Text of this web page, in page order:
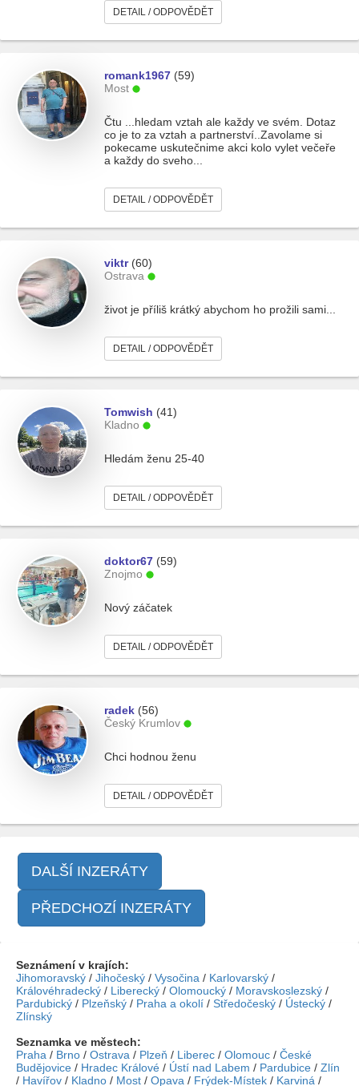
DETAIL / ODPOVĚDĚT
romank1967 (59)
Most
Čtu ...hledam vztah ale každy ve svém. Dotaz
co je to za vztah a partnerství..Zavolame si
pokecame uskutečnime akci kolo vylet večeře
a každy do sveho...
DETAIL / ODPOVĚDĚT
viktr(60)
Ostrava
život je příliš krátký abychom ho prožili sami...
DETAIL / ODPOVĚDĚT
Tomwish (41)
Kladno
Hledám ženu 25-40
DETAIL / ODPOVĚDĚT
doktor67 (59)
Znojmo
Nový záčatek
DETAIL / ODPOVĚDĚT
radek (56)
Český Krumlov
Chci hodnou ženu
DETAIL / ODPOVĚDĚT
DALŠÍ INZERÁTY
PŘEDCHOZÍ INZERÁTY
Seznámení v krajích:
Jihomoravský / Jihočeský / Vysočina / Karlovarský /
Královéhradecký / Liberecký / Olomoucký / Moravskoslezský /
Pardubický / Plzeňský / Praha a okolí / Středočeský / Ústecký /
Zlínský
Seznamka ve městech:
Praha / Brno / Ostrava / Plzeň / Liberec / Olomouc / České
Budějovice / Hradec Králové / Ústí nad Labem / Pardubice / Zlín
/ Havířov / Kladno / Most / Opava / Frýdek-Místek / Karviná /